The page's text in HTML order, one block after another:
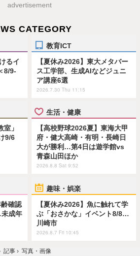
advertisement
CATEGORY
るイ
8/9-
教育ICT
【夏休み2026】東大メタバー
ス工学部、生成AIなどジュニ
ア講座6選
2026.7.30 Thu 11:15
」
9/6
生活・健康
【高校野球2026夏】東海大甲
府・健大高崎・有明・長崎日
大が勝利…第4日は遊学館vs
青森山田ほか
2026.8.8 Sat 9:52
確認
成年
趣味・娯楽
【夏休み2026】魚に触れて学
ぶ「おさかな」イベント8/8…
川崎市
2026.8.7 Fri 10:45
記事 › 写真・画像